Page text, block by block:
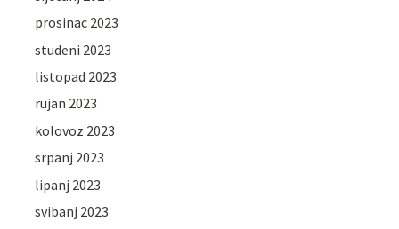
prosinac 2023
studeni 2023
listopad 2023
rujan 2023
kolovoz 2023
srpanj 2023
lipanj 2023
svibanj 2023